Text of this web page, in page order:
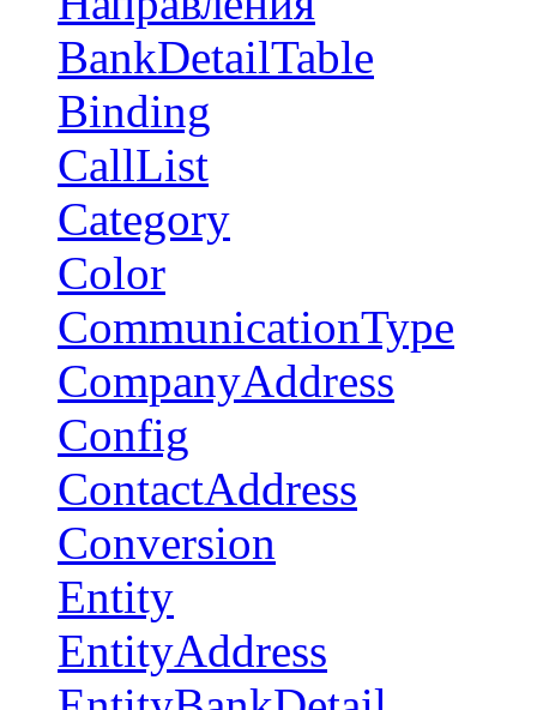
BankDetailTable
Binding
CallList
Category
Color
CommunicationType
CompanyAddress
Config
ContactAddress
Conversion
Entity
EntityAddress